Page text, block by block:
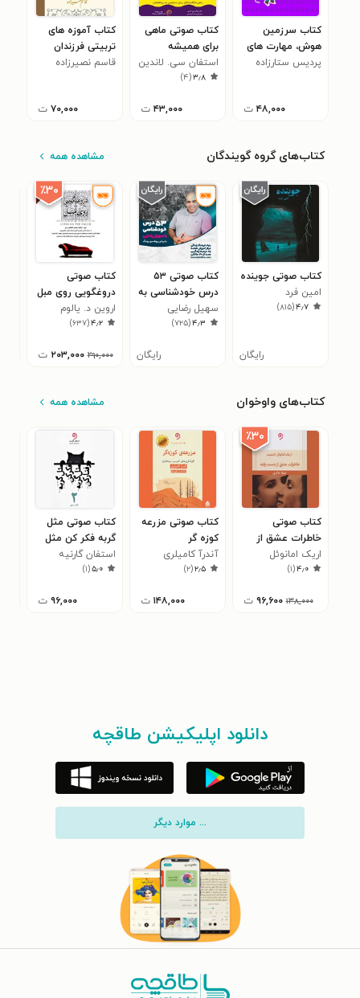
کتاب سرزمین
هوش، مهارت های
دیداری
پردیس ستارزاده
۴۸,۰۰۰ ت
کتاب صوتی ماهی
برای همیشه
استفان سی. لاندین
۳٫۸(۴)
۴۳,۰۰۰ ت
کتاب آموزه های
تربیتی فرزندان
قاسم نصیرزاده
۷۰,۰۰۰ ت
کتاب‌های گروه گویندگان مشاهده همه
کتاب صوتی جوینده
امین فرد
۴٫۷(۸۱۵)
رایگان
کتاب صوتی ۵۳
درس خودشناسی به
روش پروفسور
یونگ
سهیل رضایی
۴٫۳(۷۲۵)
رایگان
٪۳۰
کتاب صوتی
دروغگویی روی مبل
اروین د. یالوم
۴٫۲(۶۳۷)
۲۹۰,۰۰۰ ۲۰۳,۰۰۰ ت
کتاب‌های واوخوان مشاهده همه
٪۳۰
کتاب صوتی
خاطرات عشق از
دست رفته
اریک امانوئل
اشمیت
۴٫۰(۱)
۱۳۸,۰۰۰ ۹۶,۶۰۰ ت
کتاب صوتی مزرعه
کوزه گر
آندرآ کامیلری
۲٫۵(۲)
۱۴۸,۰۰۰ ت
کتاب صوتی مثل
گربه فکر کن مثل
گربه رفتار کن (جلد
دوم)
استفان گارنیه
۵٫۰(۱)
۹۶,۰۰۰ ت
دانلود اپلیکیشن طاقچه
... موارد دیگر